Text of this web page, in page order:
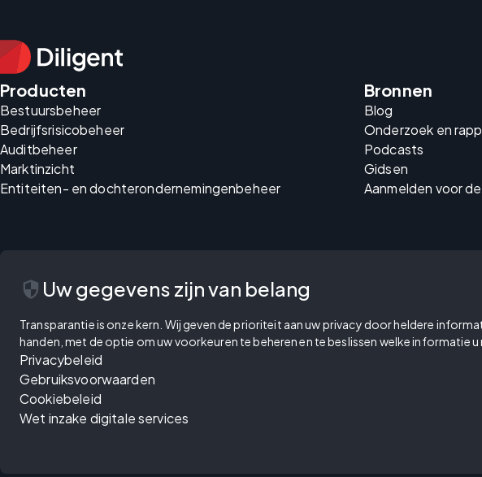
Producten
Bestuursbeheer
Bedrijfsrisicobeheer
Auditbeheer
Marktinzicht
Entiteiten- en dochterondernemingenbeheer
Bronnen
Blog
Onderzoek en
Podcasts
Gidsen
Aanmelden voor
security Uw gegevens zijn van belang
Transparantie is onze kern. Wij geven de prioriteit aan uw privacy door heldere
handen, met de optie om uw voorkeuren te beheren en te beslissen welke informatie u
Privacybeleid
Gebruiksvoorwaarden
Cookiebeleid
Wet inzake digitale services